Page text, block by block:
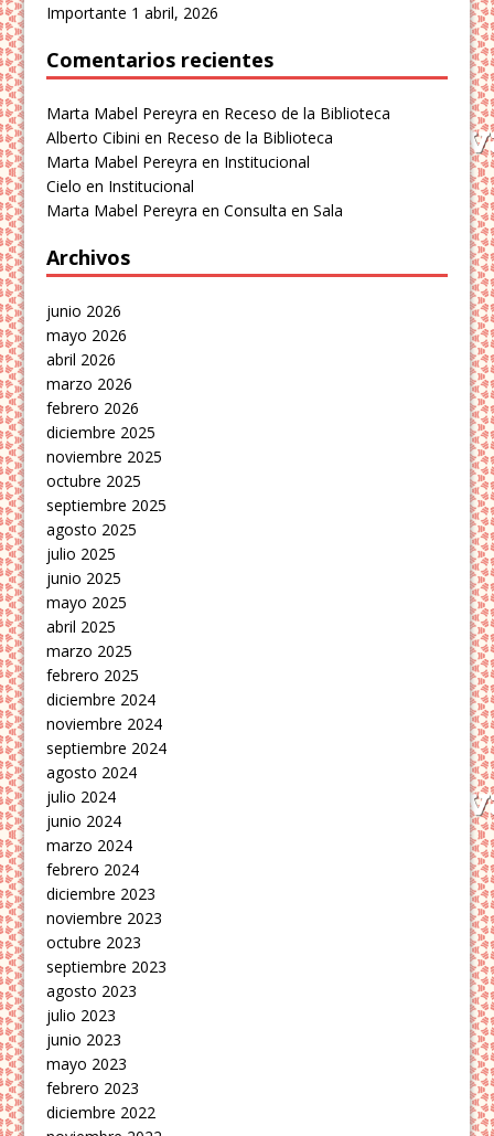
Importante 1 abril, 2026
Comentarios recientes
Marta Mabel Pereyra en Receso de la Biblioteca
Alberto Cibini en Receso de la Biblioteca
Marta Mabel Pereyra en Institucional
Cielo en Institucional
Marta Mabel Pereyra enConsulta en Sala
Archivos
junio 2026
mayo 2026
abril 2026
marzo 2026
febrero 2026
diciembre 2025
noviembre 2025
octubre 2025
septiembre 2025
agosto 2025
julio 2025
junio 2025
mayo 2025
abril 2025
marzo 2025
febrero 2025
diciembre 2024
noviembre 2024
septiembre 2024
agosto 2024
julio 2024
junio 2024
marzo 2024
febrero 2024
diciembre 2023
noviembre 2023
octubre 2023
septiembre 2023
agosto 2023
julio 2023
junio 2023
mayo 2023
febrero 2023
diciembre 2022